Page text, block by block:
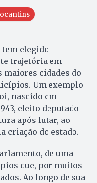
elegido
trajetória em
maiores cidades do
Um exemplo
nascido em
eleito deputado
após lutar, ao
criação do estado.
de uma
que, por muitos
Ao longo de sua